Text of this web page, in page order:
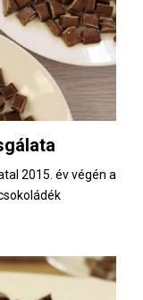
2015. év végén a